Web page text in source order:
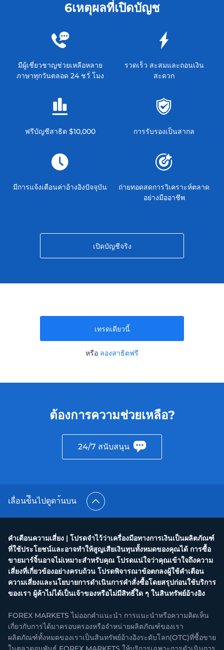
6เหตุผลที่เปิดบัญช
มีผู้เชี่ยวชาญช่วยเหลือหลาย
ภาษาทุกวันตลอด 24 ชวั่ โมง
รวดเร็ว สะสมและถอนเงิน
สะดวก
ฟรีบัญชีสาธิต $10,000 การรับรองเป็นสากล
มีการแจ้งเตือนค่าอ้างอิงปัจจุบัน
ถ่ายทอดสดการวิเคราะห์ตลาด
อย่างมืออาชีพ
เปิดบัญชีจริง
เทรดเดียวนี้
หรือ ลองสาธิตฟรี
ต้องการความช่วยเหลือ?
24/7 สนับสนุน
เลื่อนข้ึนไปดูดา้นบน
คำเตือนความเสี่ยง | โปรดจำไว้ว่าเครื่องมือทางการเงินเป็นผลิตภัณฑ์
ที่ใช้ประโยชน์และอาจทำให้สูญเสียเงินทุนทั้งหมดของคุณได้ การซื้อ
ขายมาร์จิ้นอาจไม่เหมาะสำหรับคุณ โปรดแน่ใจว่าคุณเข้าใจถึงความ
เสี่ยงที่เกี่ยวข้องอย่างครบถ้วน โปรดพิจารณาข้อตกลงผู้ใช้คำเตือน
ความเสี่ยงและนโยบายการดำเนินการคำสั่งซื้อโดยสรุปก่อนใช้บริการ
ของเรา ผู้ค้าไม่ได้เป็นเจ้าของหรือไม่มีสิทธิ์ใด ๆ ในสินทรัพย์อ้างอิง
FOREX MARKETS ไม่ออกคำแนะนำ การแนะนำหรือความคิดเห็น
เกี่ยวกับการได้มาครอบครองหรือจำหน่ายผลิตภัณฑ์ของเรา
ผลิตภัณฑ์ทั้งหมดของเราเป็นสินทรัพย์อ้างอิงระดับโลก(OTC)ที่ซื้อขาย